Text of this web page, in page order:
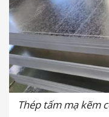
Thép tấm mạ kẽm